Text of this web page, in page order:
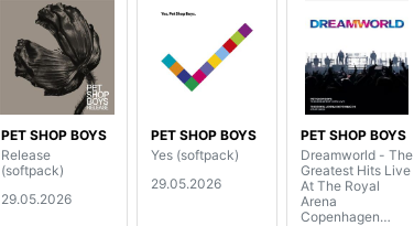
PET SHOP BOYS
Release
(softpack)
29.05.2026
PET SHOP BOYS
Yes (softpack)
29.05.2026
PET SHOP BOYS
Dreamworld - The
Greatest Hits Live
At The Royal
Arena
Copenhagen